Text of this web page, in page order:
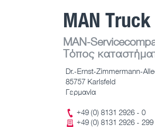
MAN
MAN-
Τόπος
Dr.-Ernst-Zimmermann-
85757 Karlsfeld
Γερμανία
+49 (0) 8131 2926 - 0
+49 (0) 8131 2926 - 299